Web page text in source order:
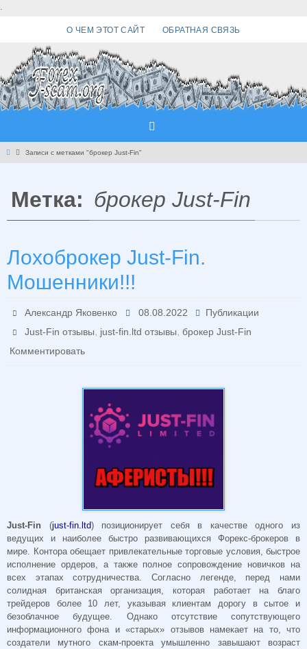
.
О ЧЕМ ЭТОТ САЙТ ОБРАТНАЯ СВЯЗЬ
Главная
Записи с метками "брокер Just-Fin"
Метка: брокер Just-Fin
Лохоброкер Just-Fin.
Мошенники!!!
Александр Яковенко 08.08.2022
Публикации
Just-Fin отзывы, just-fin.ltd отзывы,брокер Just-Fin
Комментировать
Just-Fin (just-fin.ltd) позиционирует себя в качестве одного из
ведущих и наиболее быстро развивающихся Форекс-брокеров в
мире. Контора обещает привлекательные торговые условия, быстрое
исполнение ордеров, а также полное сопровождение новичков на
всех этапах сотрудничества. Согласно легенде, перед нами
солидная британская организация, которая работает на благо
трейдеров более 10 лет, указывая клиентам дорогу в сытое и
безоблачное будущее. Однако отсутствие сопутствующего
информационного фона и «старых» отзывов намекает на то, что
создатели мутного скам-проекта умышленно завышают возраст